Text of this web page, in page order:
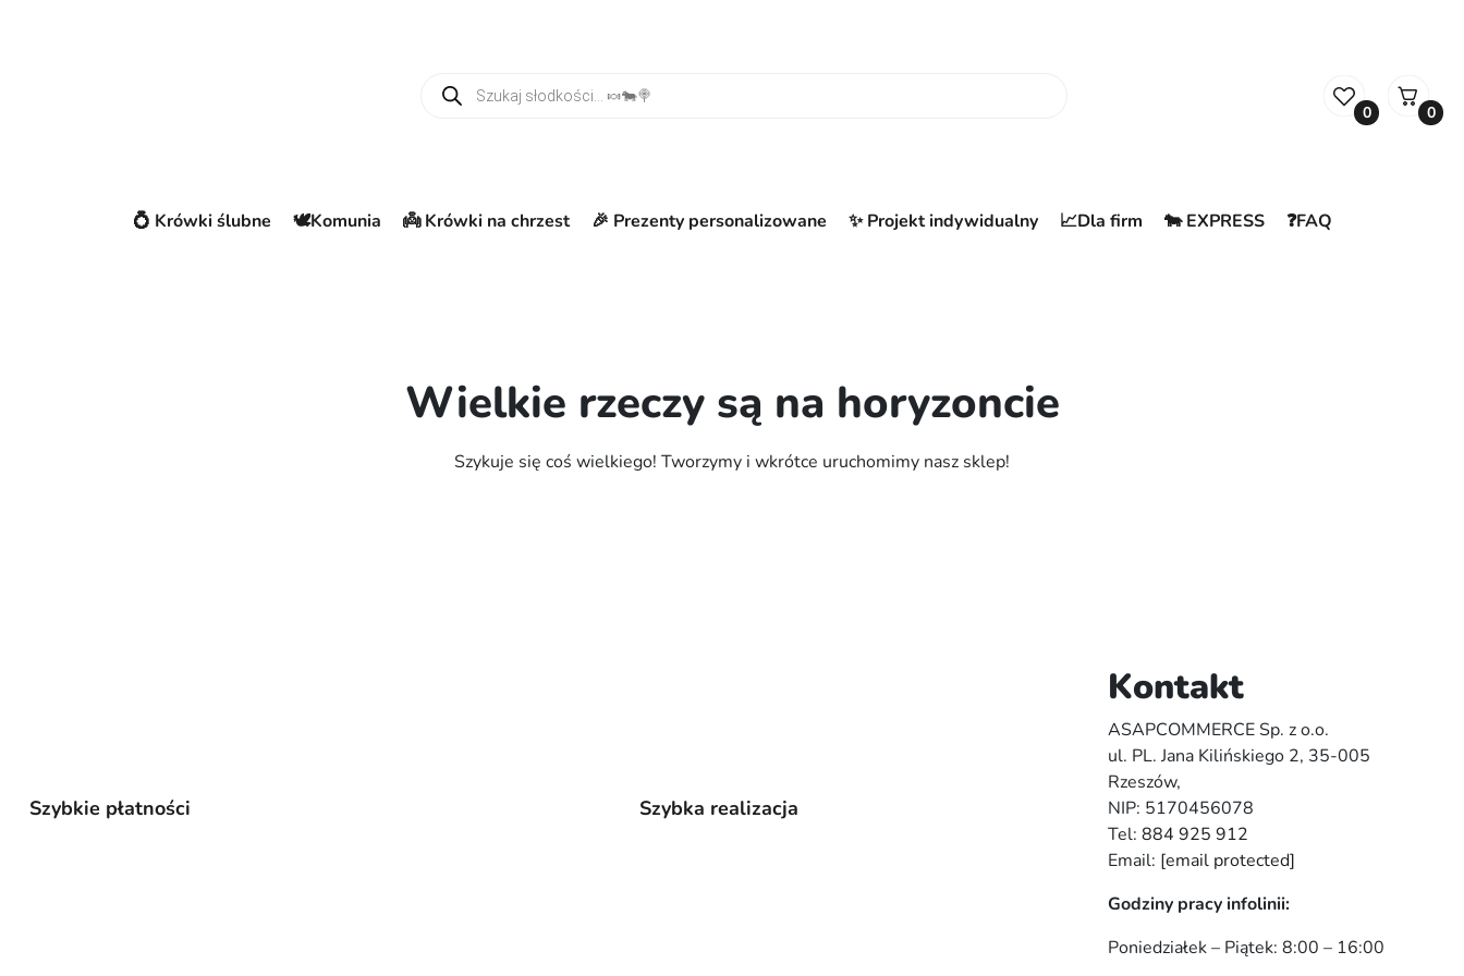
0 0
💍 Krówki ślubne 🕊️Komunia 👼 Krówki na chrzest 🎉 Prezenty personalizowane ✨ Projekt indywidualny 📈Dla firm 🐄 EXPRESS ❓FAQ
Wielkie rzeczy są na horyzoncie
Szykuje się coś wielkiego! Tworzymy i wkrótce uruchomimy nasz sklep!
Szybkie płatności Szybka realizacja
Kontakt
ASAPCOMMERCE Sp. z o.o.
ul. PL. Jana Kilińskiego 2, 35-005
Rzeszów,
NIP: 5170456078
Tel: 884 925 912
Email: [email protected]
Godziny pracy infolinii:
Poniedziałek – Piątek: 8:00 – 16:00